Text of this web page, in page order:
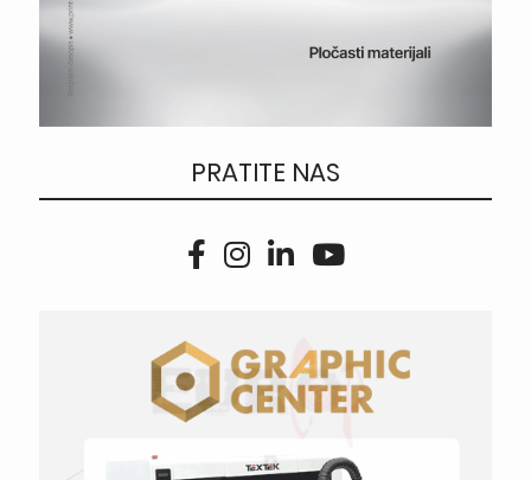
PRATITE NAS